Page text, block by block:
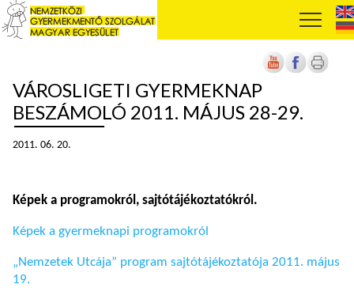
VÁROSLIGETI GYERMEKNAP
BESZÁMOLÓ 2011. MÁJUS 28-29.
2011. 06. 20.
Képek a programokról, sajtótájékoztatókról.
Képek a gyermeknapi programokról
„Nemzetek Utcája” program sajtótájékoztatója 2011. május
19.